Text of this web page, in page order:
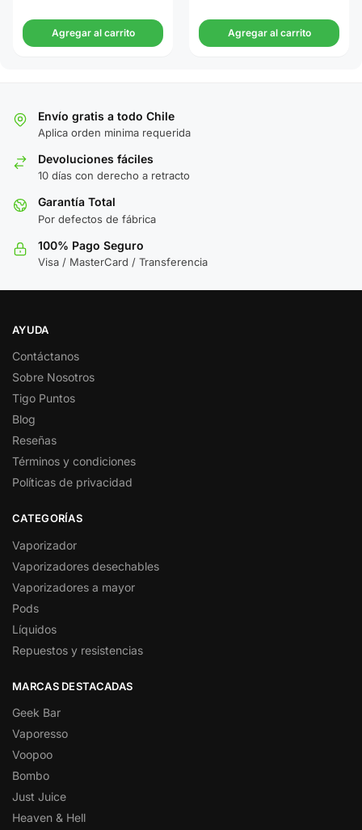
Agregar al carrito Agregar al carrito
Envío gratis a todo Chile
Aplica orden minima requerida
Devoluciones fáciles
10 días con derecho a retracto
Garantía Total
Por defectos de fábrica
100% Pago Seguro
Visa / MasterCard / Transferencia
AYUDA
Contáctanos
Sobre Nosotros
Tigo Puntos
Blog
Reseñas
Términos y condiciones
Políticas de privacidad
CATEGORÍAS
Vaporizador
Vaporizadores desechables
Vaporizadores a mayor
Pods
Líquidos
Repuestos y resistencias
MARCAS DESTACADAS
Geek Bar
Vaporesso
Voopoo
Bombo
Just Juice
Heaven & Hell